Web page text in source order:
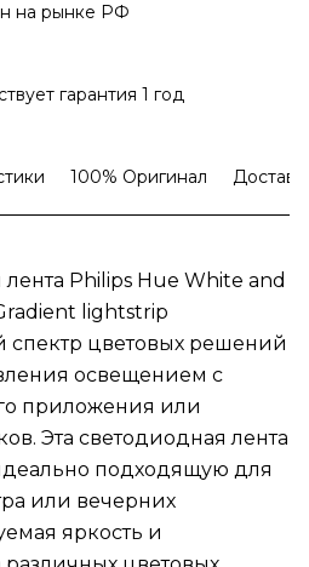
на рынке РФ
гарантия 1 год
100% Оригинал
Philips Hue White and
lightstrip
спектр цветовых решений
освещением с
приложения или
Эта светодиодная лента
подходящую для
или вечерних
яркость и